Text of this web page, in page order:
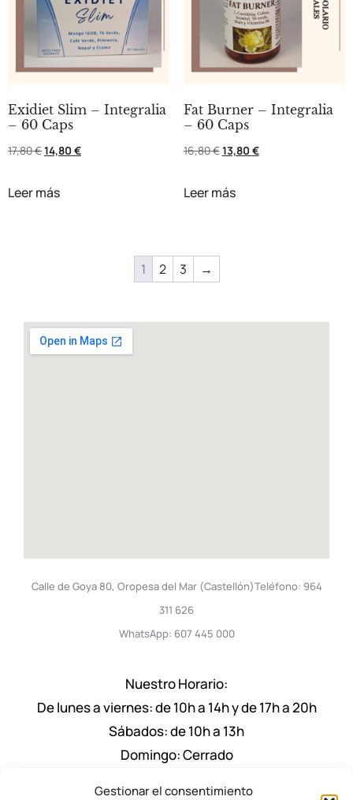
Gestionar el consentimiento
Exidiet Slim – Integralia
– 60 Caps
17,80€14,80 €
Leer más
Fat Burner – Integralia
– 60 Caps
16,80€13,80 €
Leer más
1 2 3 →
Calle de Goya 80, Oropesa del Mar (Castellón)Teléfono: 964
311 626
WhatsApp: 607 445 000
Nuestro Horario:
De lunes a viernes: de 10h a 14h y de 17h a 20h
Sábados: de 10h a 13h
Domingo: Cerrado
Nuestro Horario de Verano Julio y Agosto: